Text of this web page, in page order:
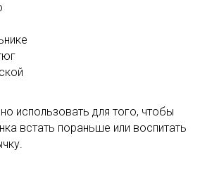
использовать для того, чтобы
встать пораньше или воспитать